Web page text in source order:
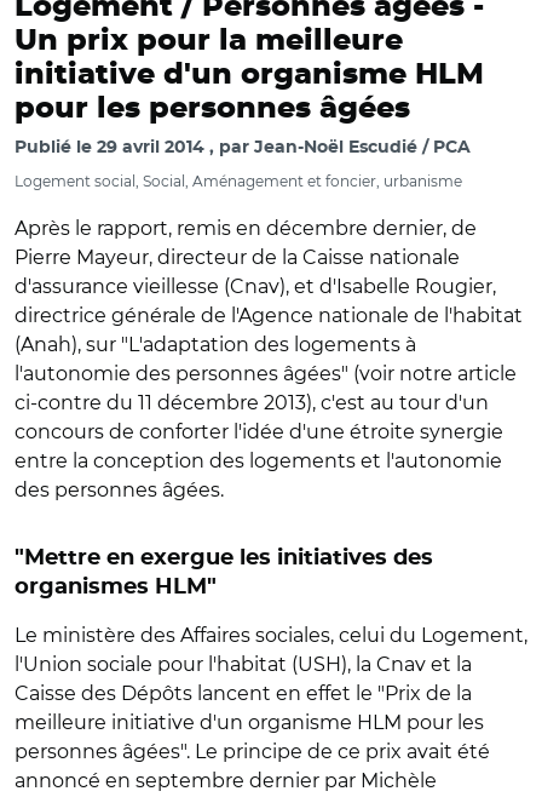
Logement / Personnes âgées -
Un prix pour la meilleure
initiative d'un organisme HLM
pour les personnes âgées
Publié le 29 avril 2014 par Jean-Noël Escudié / PCA
Logement social, Social, Aménagement et foncier, urbanisme
Après le rapport, remis en décembre dernier, de
Pierre Mayeur, directeur de la Caisse nationale
d'assurance vieillesse (Cnav), et d'Isabelle Rougier,
directrice générale de l'Agence nationale de l'habitat
(Anah), sur "L'adaptation des logements à
l'autonomie des personnes âgées" (voir notre article
ci-contre du 11 décembre 2013), c'est au tour d'un
concours de conforter l'idée d'une étroite synergie
entre la conception des logements et l'autonomie
des personnes âgées.
"Mettre en exergue les initiatives des
organismes HLM"
Le ministère des Affaires sociales, celui du Logement,
l'Union sociale pour l'habitat (USH), la Cnav et la
Caisse des Dépôts lancent en effet le "Prix de la
meilleure initiative d'un organisme HLM pour les
personnes âgées". Le principe de ce prix avait été
annoncé en septembre dernier par Michèle